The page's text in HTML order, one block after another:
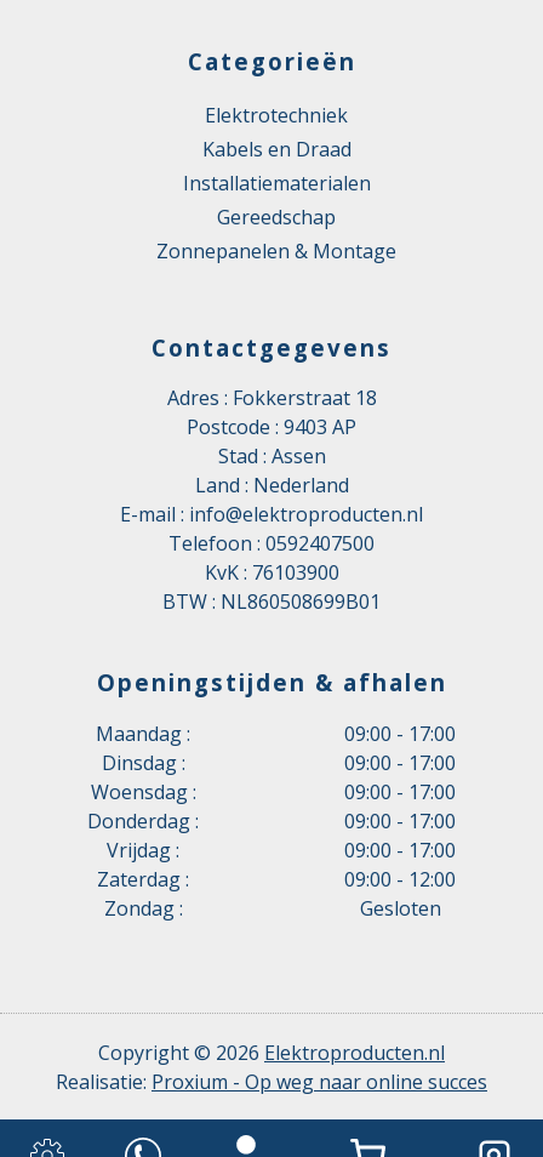
Categorieën
Elektrotechniek
Kabels en Draad
Installatiematerialen
Gereedschap
Zonnepanelen & Montage
Contactgegevens
Adres : Fokkerstraat 18
Postcode : 9403 AP
Stad : Assen
Land : Nederland
E-mail : info@elektroproducten.nl
Telefoon : 0592407500
KvK : 76103900
BTW : NL860508699B01
Openingstijden & afhalen
Maandag :
09:00 - 17:00
Dinsdag :
09:00 - 17:00
Woensdag :
09:00 - 17:00
Donderdag :
09:00 - 17:00
Vrijdag :
09:00 - 17:00
Zaterdag :
09:00 - 12:00
Zondag :
Gesloten
Copyright © 2026 Elektroproducten.nl
Realisatie: Proxium - Op weg naar online succes